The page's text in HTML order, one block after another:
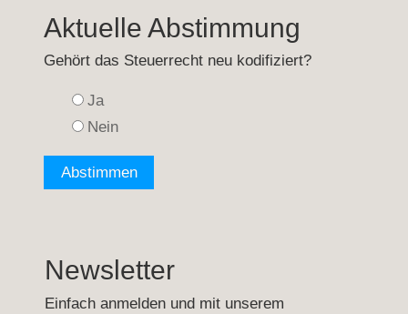
Aktuelle Abstimmung
Gehört das Steuerrecht neu kodifiziert?
Ja
Nein
Newsletter
Einfach anmelden und mit unserem